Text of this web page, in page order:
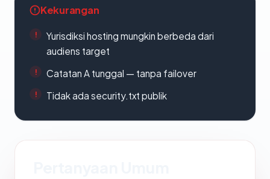
Kekurangan
Yurisdiksi hosting mungkin berbeda dari
audiens target
Catatan A tunggal — tanpa failover
Tidak ada security.txt publik